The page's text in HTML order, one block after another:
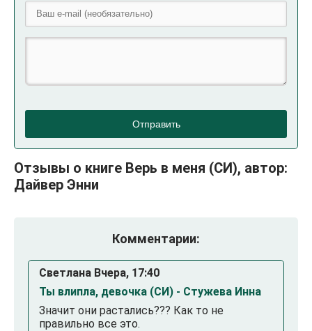
Отправить
Отзывы о книге Верь в меня (СИ), автор:
Дайвер Энни
Комментарии:
Светлана Вчера, 17:40
Ты влипла, девочка (СИ) - Стужева Инна
Значит они растались??? Как то не
правильно все это.